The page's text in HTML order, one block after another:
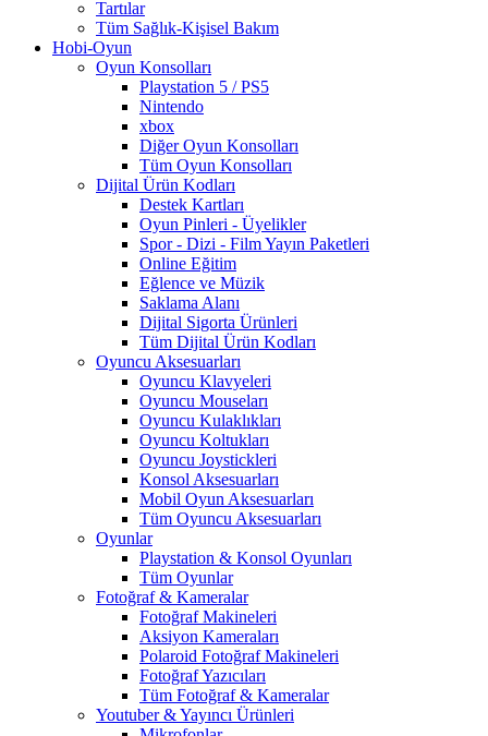
Tartılar
Tüm Sağlık-Kişisel Bakım
Hobi-Oyun
Oyun Konsolları
Playstation 5 / PS5
Nintendo
xbox
Diğer Oyun Konsolları
Tüm Oyun Konsolları
Dijital Ürün Kodları
Destek Kartları
Oyun Pinleri - Üyelikler
Spor - Dizi - Film Yayın Paketleri
Online Eğitim
Eğlence ve Müzik
Saklama Alanı
Dijital Sigorta Ürünleri
Tüm Dijital Ürün Kodları
Oyuncu Aksesuarları
Oyuncu Klavyeleri
Oyuncu Mouseları
Oyuncu Kulaklıkları
Oyuncu Koltukları
Oyuncu Joystickleri
Konsol Aksesuarları
Mobil Oyun Aksesuarları
Tüm Oyuncu Aksesuarları
Oyunlar
Playstation & Konsol Oyunları
Tüm Oyunlar
Fotoğraf & Kameralar
Fotoğraf Makineleri
Aksiyon Kameraları
Polaroid Fotoğraf Makineleri
Fotoğraf Yazıcıları
Tüm Fotoğraf & Kameralar
Youtuber & Yayıncı Ürünleri